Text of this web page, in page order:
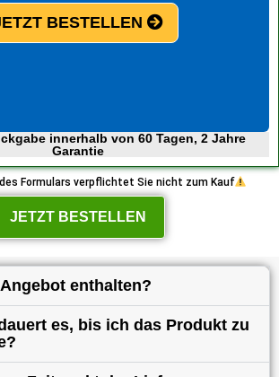
BESTELLEN
innerhalb von 60 Tagen, 2 Jahre
Garantie
Formulars verpflichtet Sie nicht zum Kauf
JETZT BESTELLEN
enthalten?
es, bis ich das Produkt zu